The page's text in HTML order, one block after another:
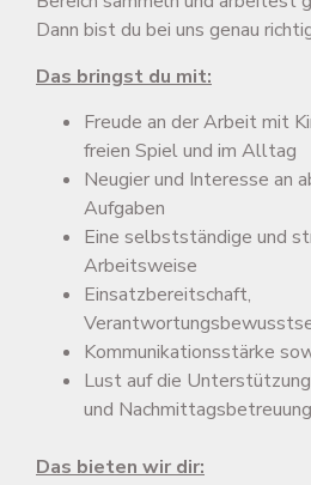
Dann bist du bei uns genau
Das bringst du mit:
Freude an der Arbeit mit
freien Spiel und im Alltag
Neugier und Interesse an
Aufgaben
Eine selbstständige und
Arbeitsweise
Einsatzbereitschaft,
Kommunikationsstärke
Lust auf die
und
Das bieten wir dir: